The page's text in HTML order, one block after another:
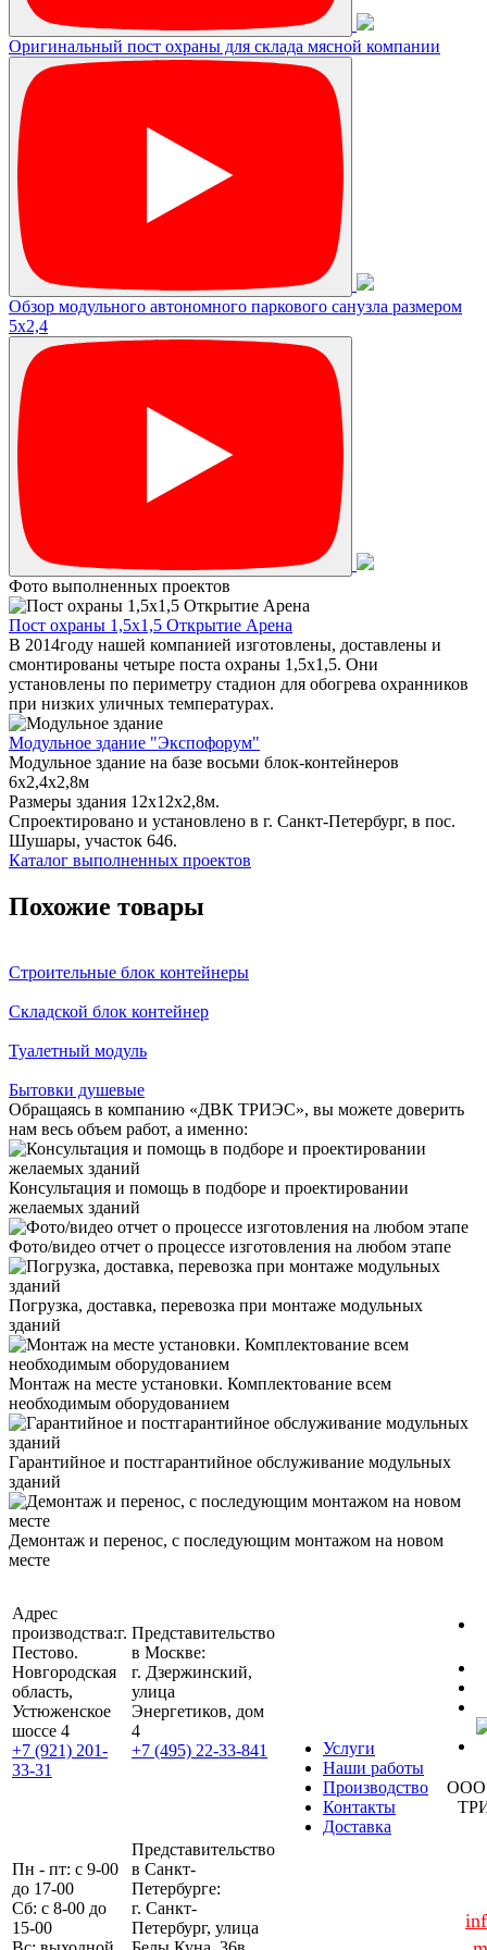
Оригинальный пост охраны для склада мясной компании
Обзор модульного автономного паркового санузла размером
5х2,4
Фото выполненных проектов
Пост охраны 1,5х1,5 Открытие Арена
В 2014году нашей компанией изготовлены, доставлены и
смонтированы четыре поста охраны 1,5х1,5. Они
установлены по периметру стадион для обогрева охранников
при низких уличных температурах.
Модульное здание "Экспофорум"
Модульное здание на базе восьми блок-контейнеров
6x2,4x2,8м
Размеры здания 12х12х2,8м.
Спроектировано и установлено в г. Санкт-Петербург, в пос.
Шушары, участок 646.
Каталог выполненных проектов
Похожие товары
Строительные блок контейнеры
Складской блок контейнер
Туалетный модуль
Бытовки душевые
Обращаясь в компанию «ДВК ТРИЭС», вы можете доверить
нам весь объем работ, а именно:
Консультация и помощь в подборе и проектировании
желаемых зданий
Фото/видео отчет о процессе изготовления на любом этапе
Погрузка, доставка, перевозка при монтаже модульных
зданий
Монтаж на месте установки. Комплектование всем
необходимым оборудованием
Гарантийное и постгарантийное обслуживание модульных
зданий
Демонтаж и перенос, с последующим монтажом на новом
месте
Адрес
производства:г.
Пестово.
Новгородская
область,
Устюженское
шоссе 4
+7 (921) 201-
33-31
Представительство
в Москве:
г. Дзержинский,
улица
Энергетиков, дом
4
+7 (495) 22-33-841
Услуги
Наши работы
Производство
Контакты
Доставка
ООО
Пн - пт: с 9-00
до 17-00
Сб: с 8-00 до
15-00
Представительство
в Санкт-
Петербурге:
г. Санкт-
Петербург, улица